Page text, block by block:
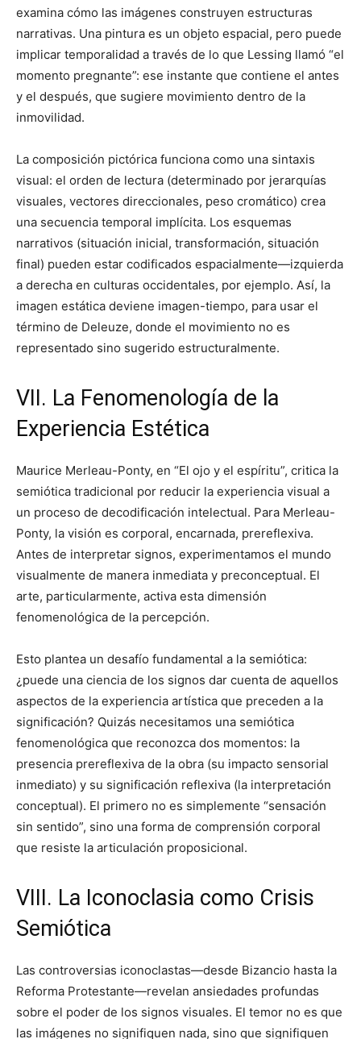
examina cómo las imágenes construyen estructuras
narrativas. Una pintura es un objeto espacial, pero puede
implicar temporalidad a través de lo que Lessing llamó “el
momento pregnante”: ese instante que contiene el antes
y el después, que sugiere movimiento dentro de la
inmovilidad.
La composición pictórica funciona como una sintaxis
visual: el orden de lectura (determinado por jerarquías
visuales, vectores direccionales, peso cromático) crea
una secuencia temporal implícita. Los esquemas
narrativos (situación inicial, transformación, situación
final) pueden estar codificados espacialmente—izquierda
a derecha en culturas occidentales, por ejemplo. Así, la
imagen estática deviene imagen-tiempo, para usar el
término de Deleuze, donde el movimiento no es
representado sino sugerido estructuralmente.
VII. La Fenomenología de la
Experiencia Estética
Maurice Merleau-Ponty, en “El ojo y el espíritu”, critica la
semiótica tradicional por reducir la experiencia visual a
un proceso de decodificación intelectual. Para Merleau-
Ponty, la visión es corporal, encarnada, prereflexiva.
Antes de interpretar signos, experimentamos el mundo
visualmente de manera inmediata y preconceptual. El
arte, particularmente, activa esta dimensión
fenomenológica de la percepción.
Esto plantea un desafío fundamental a la semiótica:
¿puede una ciencia de los signos dar cuenta de aquellos
aspectos de la experiencia artística que preceden a la
significación? Quizás necesitamos una semiótica
fenomenológica que reconozca dos momentos: la
presencia prereflexiva de la obra (su impacto sensorial
inmediato) y su significación reflexiva (la interpretación
conceptual). El primero no es simplemente “sensación
sin sentido”, sino una forma de comprensión corporal
que resiste la articulación proposicional.
VIII. La Iconoclasia como Crisis
Semiótica
Las controversias iconoclastas—desde Bizancio hasta la
Reforma Protestante—revelan ansiedades profundas
sobre el poder de los signos visuales. El temor no es que
las imágenes no signifiquen nada, sino que signifiquen